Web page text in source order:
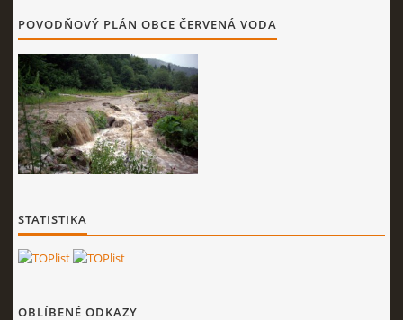
POVODŇOVÝ PLÁN OBCE ČERVENÁ VODA
STATISTIKA
OBLÍBENÉ ODKAZY